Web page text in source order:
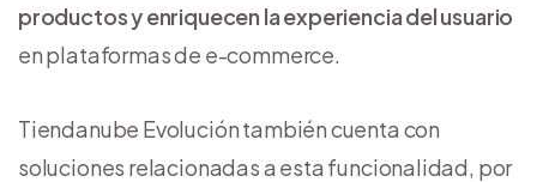
productos y enriquecen la experiencia del usuario
en plataformas de e-commerce.
Tiendanube Evolución también cuenta con
soluciones relacionadas a esta funcionalidad, por